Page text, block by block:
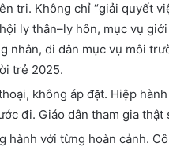
tri. Không chỉ “giải quyết
ly thân–ly hôn, mục vụ
nhân, di dân mục vụ môi
trẻ 2025.
không áp đặt. Hiệp
đi. Giáo dân tham gia thật
hành với từng hoàn cảnh.